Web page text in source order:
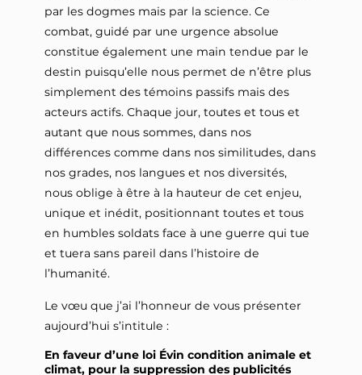
par les dogmes mais par la science. Ce
combat, guidé par une urgence absolue
constitue également une main tendue par le
destin puisqu’elle nous permet de n’être plus
simplement des témoins passifs mais des
acteurs actifs. Chaque jour, toutes et tous et
autant que nous sommes, dans nos
différences comme dans nos similitudes, dans
nos grades, nos langues et nos diversités,
nous oblige à être à la hauteur de cet enjeu,
unique et inédit, positionnant toutes et tous
en humbles soldats face à une guerre qui tue
et tuera sans pareil dans l’histoire de
l’humanité.
Le vœu que j’ai l’honneur de vous présenter
aujourd’hui s’intitule :
En faveur d’une loi Évin condition animale et
climat, pour la suppression des publicités